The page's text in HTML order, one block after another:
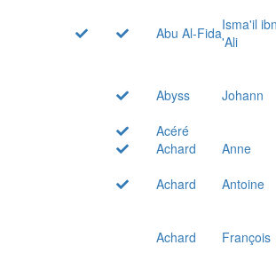
Abu Al-FidaIsma'il
'Ali
Abyss
Johann
Acéré
Achard
Anne
Achard
Antoine
Achard
François